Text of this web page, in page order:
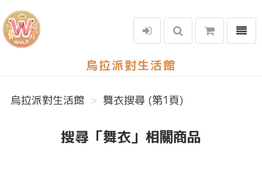
烏拉派對生活館
選單
烏拉派對生活館 舞衣搜尋 (第1頁)
搜尋「舞衣」相關商品